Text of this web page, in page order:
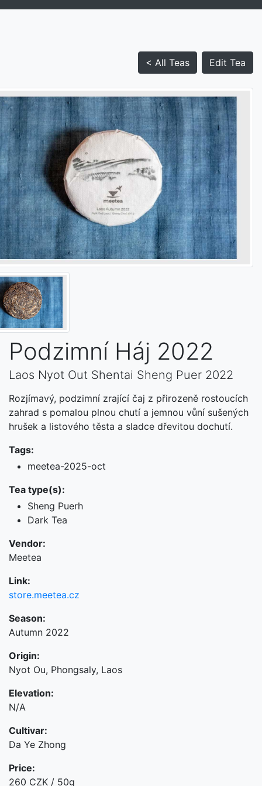
< All Teas Edit Tea
Podzimní Háj 2022
Laos Nyot Out Shentai Sheng Puer 2022
Rozjímavý, podzimní zrající čaj z přirozeně rostoucích
zahrad s pomalou plnou chutí a jemnou vůní sušených
hrušek a listového těsta a sladce dřevitou dochutí.
Tags:
meetea-2025-oct
Tea type(s):
Sheng Puerh
Dark Tea
Vendor:
Meetea
Link:
store.meetea.cz
Season:
Autumn 2022
Origin:
Nyot Ou, Phongsaly, Laos
Elevation:
N/A
Cultivar:
Da Ye Zhong
Price:
260 CZK / 50g